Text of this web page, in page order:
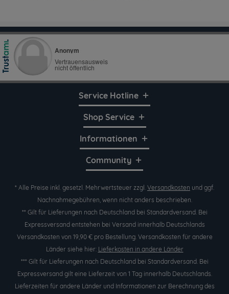
Service Hotline
Shop Service
Informationen
Community
* Alle Preise inkl. gesetzl. Mehrwertsteuer zzgl. Versandkosten und ggf.
Nachnahmegebühren, wenn nicht anders beschrieben.
** Gilt für Lieferungen nach Deutschland bei Standardversand. Bei
Expressversand entstehen bei Versand innerhalb Deutschlands
Versandkosten von 19,90 € pro Bestellung. Versandkosten für andere
Länder siehe hier: Lieferkosten in andere Länder
*** Gilt für Lieferungen nach Deutschland bei Standardversand. Bei
Expressversand gilt eine Lieferzeit von 1 Tag innerhalb Deutschlands.
Lieferzeiten für andere Länder und Informationen zur Berechnung des